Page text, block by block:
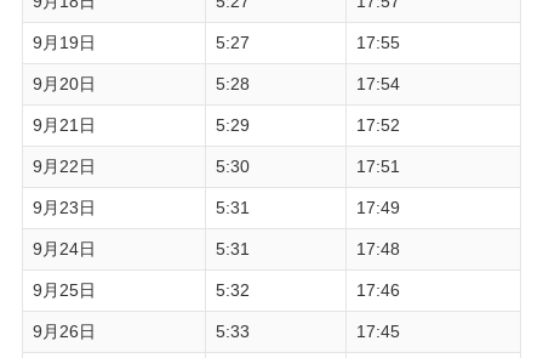
9月19日 5:27 17:55
9月20日 5:28 17:54
9月21日 5:29 17:52
9月22日 5:30 17:51
9月23日 5:31 17:49
9月24日 5:31 17:48
9月25日 5:32 17:46
9月26日 5:33 17:45